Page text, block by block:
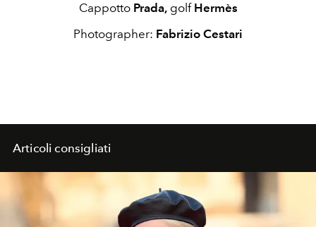
Cappotto Prada,golf Hermès
Photographer: Fabrizio Cestari
Articoli consigliati